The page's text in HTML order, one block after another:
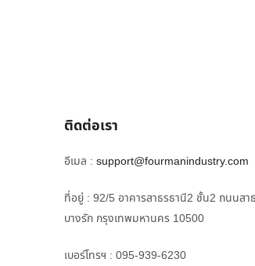
ติดต่อเรา
อีเมล : support@fourmanindustry.com
ที่อยู่ : 92/5 อาคารสาธรธานี2 ชั้น2 ถนนสา
บางรัก กรุงเทพมหานคร 10500
เบอร์โทรฯ : 095-939-6230